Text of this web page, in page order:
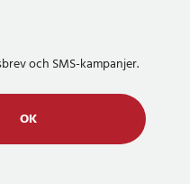
och SMS-kampanjer.
OK